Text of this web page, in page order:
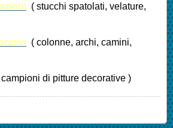
( stucchi spatolati, velature,
( colonne, archi, camini,
campioni di pitture decorative )